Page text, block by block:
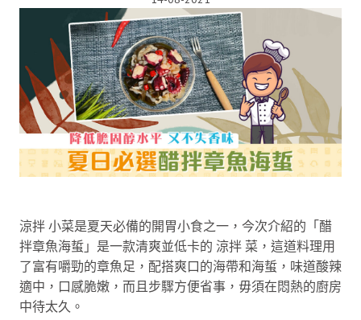
涼拌 小菜是夏天必備的開胃小食之一，今次介紹的「醋
拌章魚海蜇」是一款清爽並低卡的 涼拌 菜，這道料理用
了富有嚼勁的章魚足，配搭爽口的海帶和海蜇，味道酸辣
適中，口感脆嫩，而且步驟方便省事，毋須在悶熱的廚房
中待太久。